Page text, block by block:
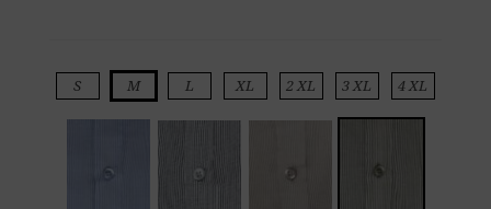
S M L XL 2 XL 3 XL 4 XL